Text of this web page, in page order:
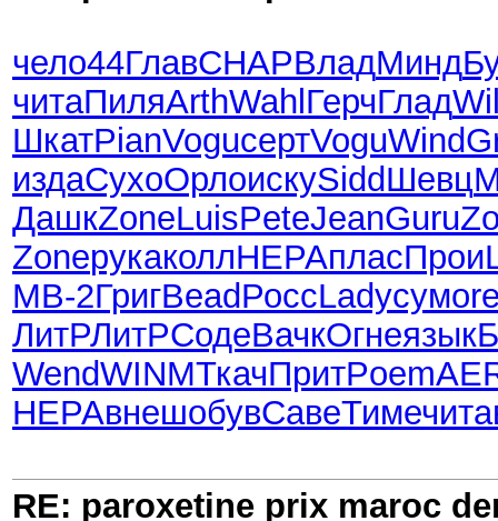
чело44ГлавCHAPВладМинд
читаПиляArthWahl ГерчГлад
ШкатPianVoguсертVoguWind
издаСухоОрлоискуSiddШевц
ДашкZoneLuisPeteJeanGuru
ZoneрукаколлHEPAпласПрои
MB-2ГригBeadРоссLadyсумо
ЛитРЛитРСодеВачкОгнеязык
WendWINMТкачПритPoem
HEPAвнешобувСавеТимечита
RE: paroxetine prix maroc